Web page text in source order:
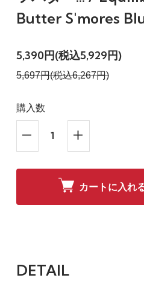
Butter S'mores
5,390円(税込5,929円)
5,697円(税込6,267円)
購入数
カートに入
DETAIL